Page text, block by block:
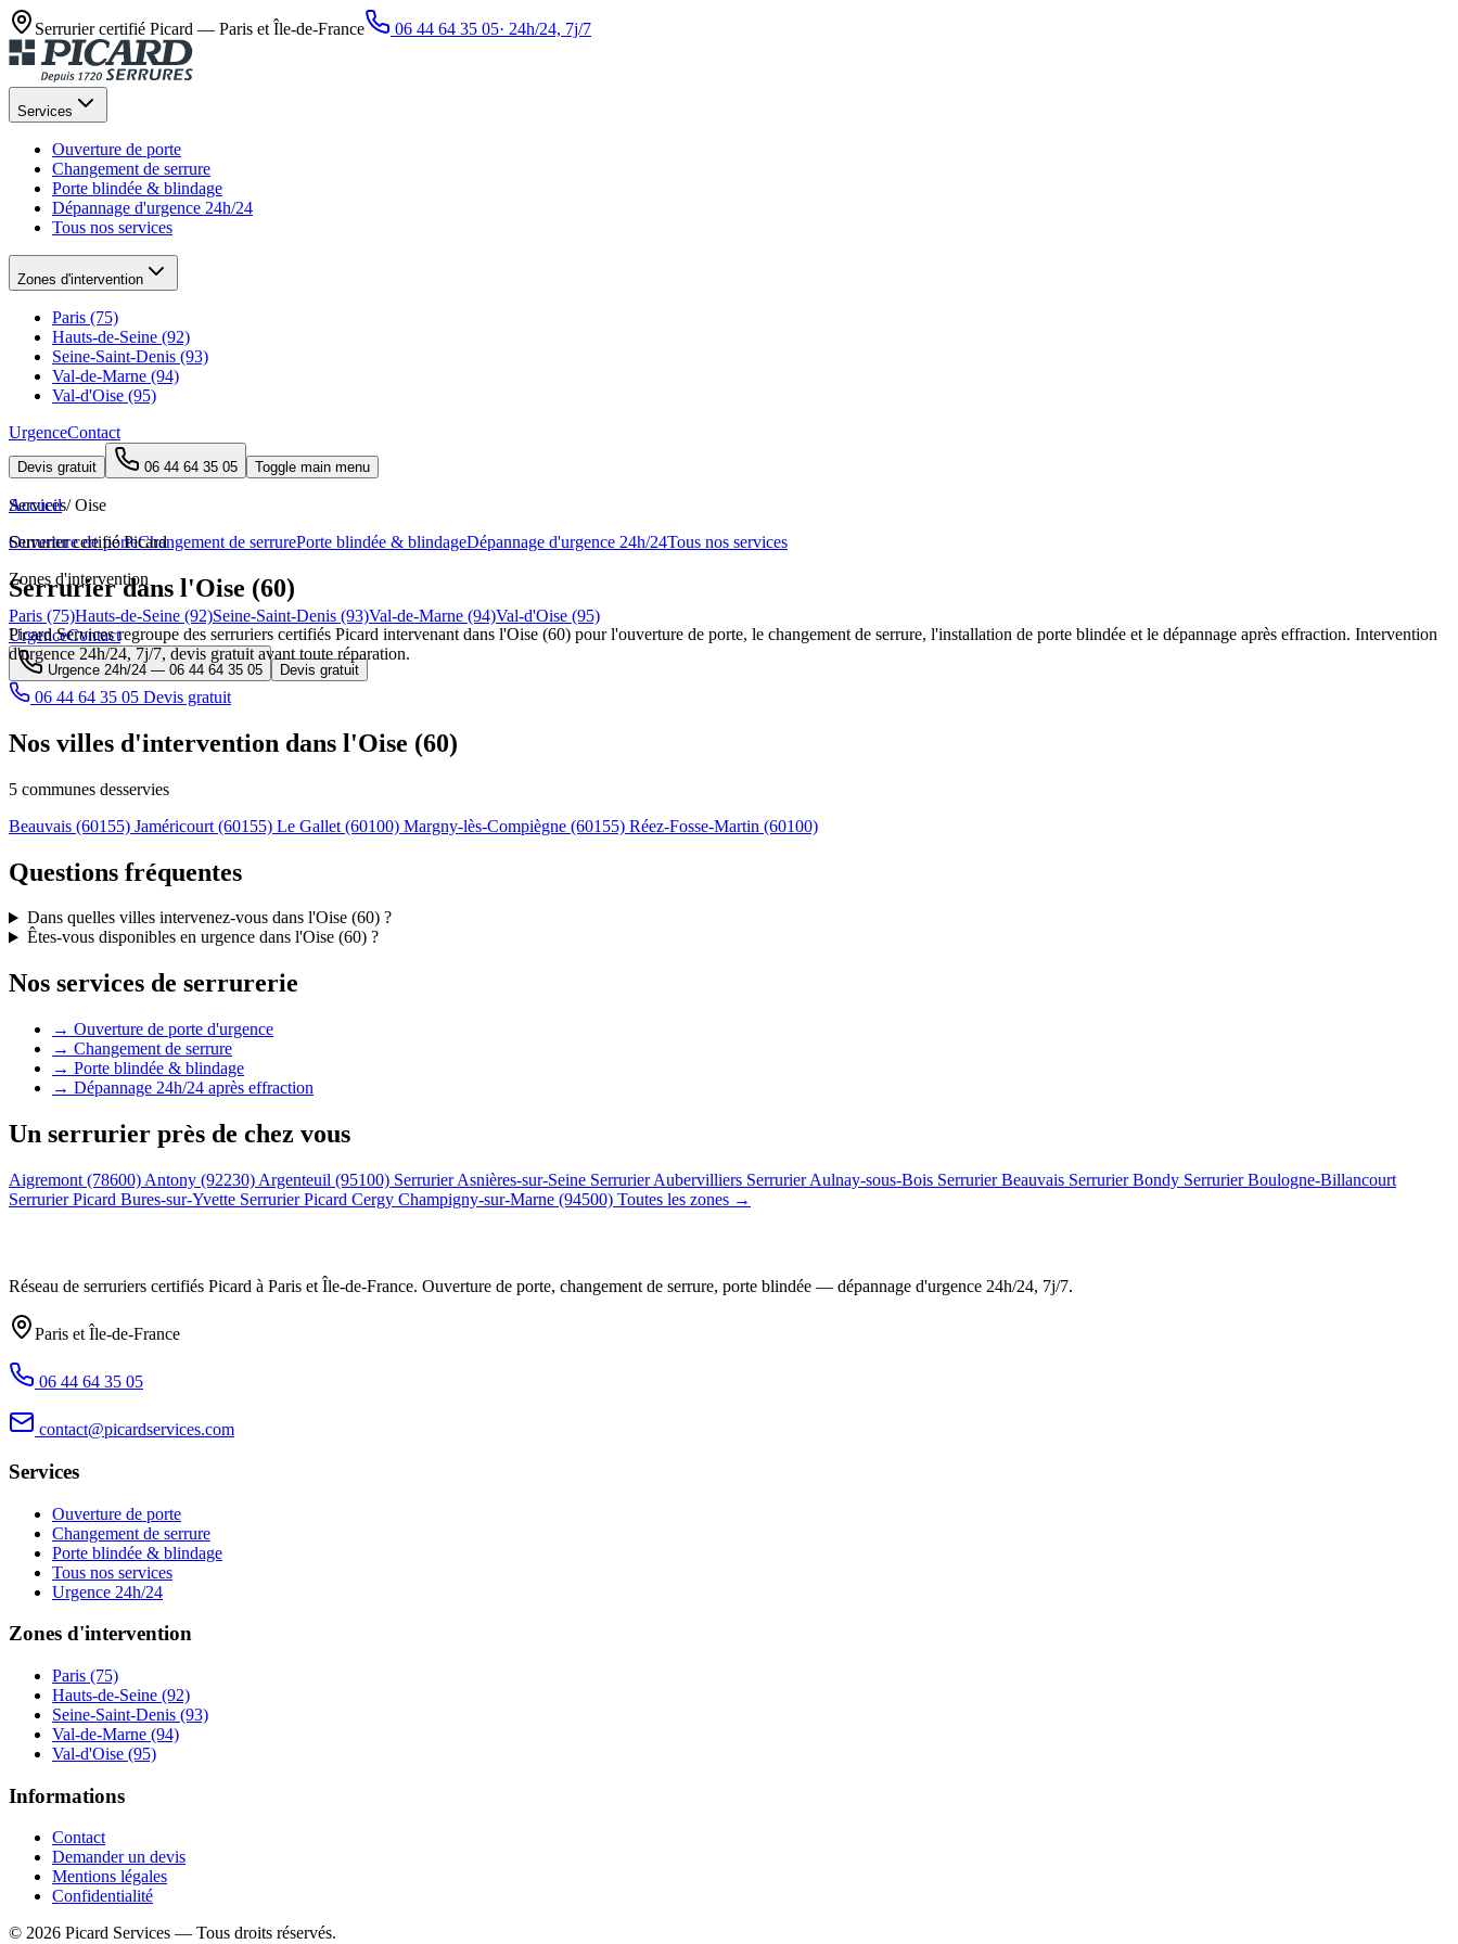
Serrurier certifié Picard — Paris et Île-de-France 06 44 64 35 05· 24h/24, 7j/7
Services
Ouverture de porte
Changement de serrure
Porte blindée & blindage
Dépannage d'urgence 24h/24
Tous nos services
Zones d'intervention
Paris (75)
Hauts-de-Seine (92)
Seine-Saint-Denis (93)
Val-de-Marne (94)
Val-d'Oise (95)
UrgenceContact
Devis gratuit 06 44 64 35 05 Toggle main menu
Services
Ouverture de porteChangement de serrurePorte blindée & blindageDépannage d'urgence 24h/24Tous nos services
Zones d'intervention
Paris (75)Hauts-de-Seine (92)Seine-Saint-Denis (93)Val-de-Marne (94)Val-d'Oise (95)
UrgenceContact
Urgence 24h/24 — 06 44 64 35 05 Devis gratuit
Accueil / Oise
Serrurier certifié Picard
Serrurier dans l'Oise (60)
Picard Services regroupe des serruriers certifiés Picard intervenant dans l'Oise (60) pour l'ouverture de porte, le changement de serrure, l'installation de porte blindée et le dépannage après effraction. Intervention
d'urgence 24h/24, 7j/7, devis gratuit avant toute réparation.
06 44 64 35 05 Devis gratuit
Nos villes d'intervention dans l'Oise (60)
5 communes desservies
Beauvais (60155) Jaméricourt (60155) Le Gallet (60100) Margny-lès-Compiègne (60155) Réez-Fosse-Martin (60100)
Questions fréquentes
Dans quelles villes intervenez-vous dans l'Oise (60) ?
Êtes-vous disponibles en urgence dans l'Oise (60) ?
Nos services de serrurerie
→ Ouverture de porte d'urgence
→ Changement de serrure
→ Porte blindée & blindage
→ Dépannage 24h/24 après effraction
Un serrurier près de chez vous
Aigremont (78600) Antony (92230) Argenteuil (95100) Serrurier Asnières-sur-Seine Serrurier Aubervilliers Serrurier Aulnay-sous-Bois Serrurier Beauvais Serrurier Bondy Serrurier Boulogne-Billancourt
Serrurier Picard Bures-sur-Yvette Serrurier Picard Cergy Champigny-sur-Marne (94500) Toutes les zones →
Réseau de serruriers certifiés Picard à Paris et Île-de-France. Ouverture de porte, changement de serrure, porte blindée — dépannage d'urgence 24h/24, 7j/7.
Paris et Île-de-France
06 44 64 35 05
contact@picardservices.com
Services
Ouverture de porte
Changement de serrure
Porte blindée & blindage
Tous nos services
Urgence 24h/24
Zones d'intervention
Paris (75)
Hauts-de-Seine (92)
Seine-Saint-Denis (93)
Val-de-Marne (94)
Val-d'Oise (95)
Informations
Contact
Demander un devis
Mentions légales
Confidentialité
© 2026 Picard Services — Tous droits réservés.